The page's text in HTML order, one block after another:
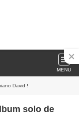
MENU
David !
solo de